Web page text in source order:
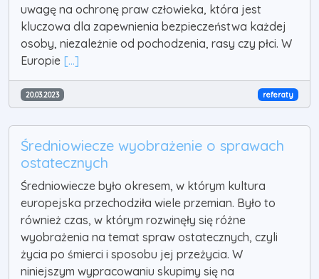
uwagę na ochronę praw człowieka, która jest
kluczowa dla zapewnienia bezpieczeństwa każdej
osoby, niezależnie od pochodzenia, rasy czy płci. W
Europie [...]
20.03.2023 referaty
Średniowiecze wyobrażenie o sprawach
ostatecznych
Średniowiecze było okresem, w którym kultura
europejska przechodziła wiele przemian. Było to
również czas, w którym rozwinęły się różne
wyobrażenia na temat spraw ostatecznych, czyli
życia po śmierci i sposobu jej przeżycia. W
niniejszym wypracowaniu skupimy się na